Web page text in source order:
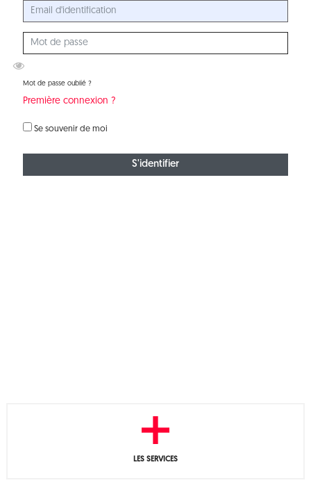
Mot de passe oublié ?
Première connexion ?
Se souvenir de moi
S'identifier
LES SERVICES